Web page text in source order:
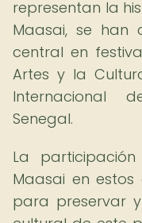
representan la
Maasai, se han
central en
Artes y la
Internacional
Senegal.
La
Maasai en
para preservar